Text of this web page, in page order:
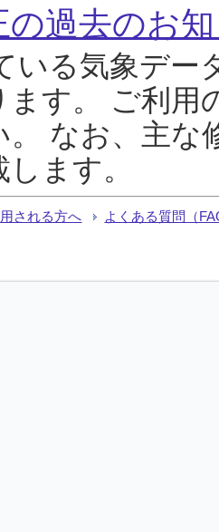
の過去のお
いる気象デー
ます。 ご利用
。 なお、主な
ます。
される方へ よくある質問（